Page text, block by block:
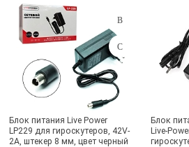
Подбор параметров
Розничная цена
Блок питания Live Power
LP229 для гироскутеров, 42V-
2A, штекер 8 мм, цвет черный
Блок
Live-